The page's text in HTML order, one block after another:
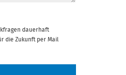
dauerhaft
die Zukunft per Mail